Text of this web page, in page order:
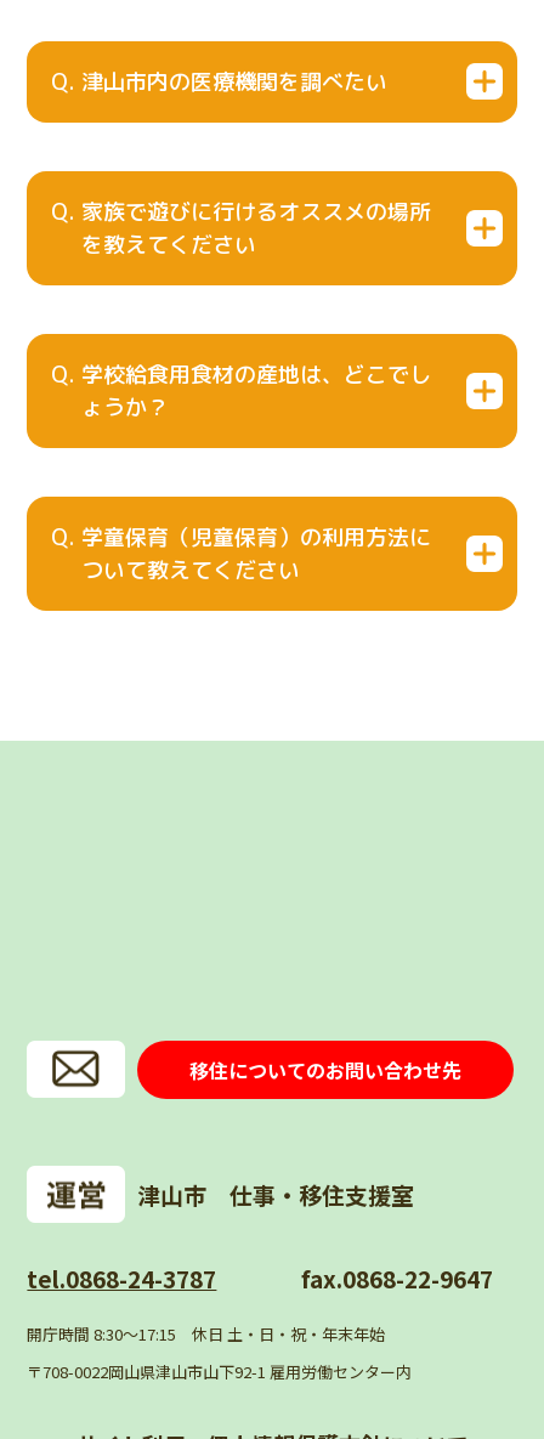
津山市内の医療機関を調べたい
家族で遊びに行けるオススメの場所
を教えてください
学校給食用食材の産地は、どこでし
ょうか？
学童保育（児童保育）の利用方法に
ついて教えてください
移住についてのお問い合わせ先
津山市 仕事・移住支援室
tel.0868-24-3787 fax.0868-22-9647
開庁時間 8:30〜17:15 休日 土・日・祝・年末年始
〒708-0022岡山県津山市山下92-1 雇用労働センター内